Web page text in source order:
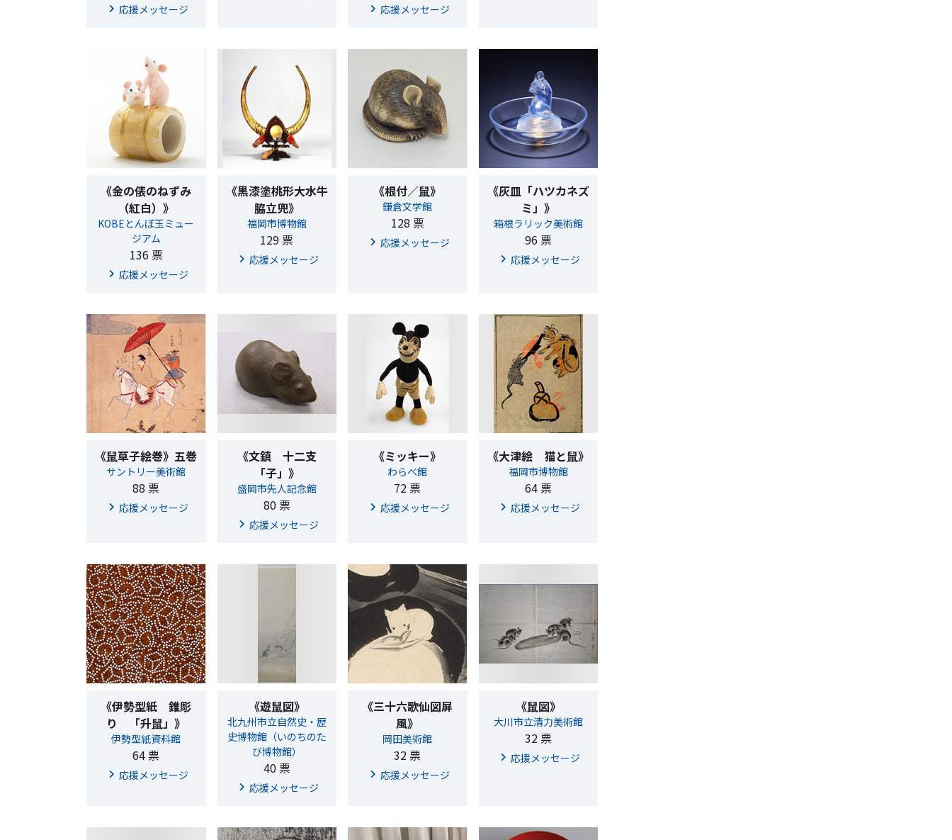
応援メッセージ 応援メッセージ
《金の俵のねずみ
（紅白）》
KOBEとんぼ玉ミュー
ジアム
136 票
応援メッセージ
《黒漆塗桃形大水牛
脇立兜》
福岡市博物館
129 票
応援メッセージ
《根付／鼠》
鎌倉文学館
128 票
応援メッセージ
《灰皿「ハツカネズ
ミ」》
箱根ラリック美術館
96 票
応援メッセージ
《鼠草子絵巻》五巻
サントリー美術館
88 票
応援メッセージ
《文鎮 十二支
「子」》
盛岡市先人記念館
80 票
応援メッセージ
《ミッキー》
わらべ館
72 票
応援メッセージ
《大津絵 猫と鼠》
福岡市博物館
64 票
応援メッセージ
《伊勢型紙 錐彫
り 「升鼠」》
伊勢型紙資料館
64 票
応援メッセージ
《遊鼠図》
北九州市立自然史・歴
史博物館（いのちのた
び博物館）
40 票
応援メッセージ
《三十六歌仙図屏
風》
岡田美術館
32 票
応援メッセージ
《鼠図》
大川市立清力美術館
32 票
応援メッセージ